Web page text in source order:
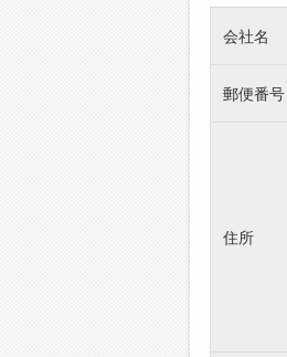
会社名
郵便番号
住所